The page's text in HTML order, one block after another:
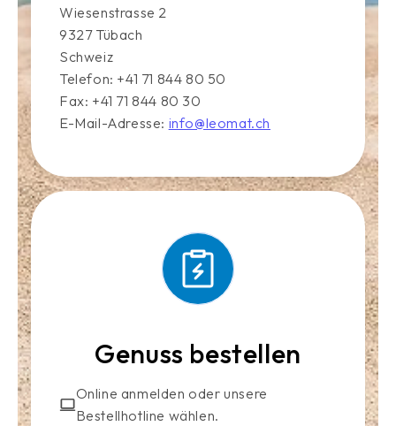
Wiesenstrasse 2
9327 Tübach
Schweiz
Telefon: +41 71 844 80 50
Fax: +41 71 844 80 30
E-Mail-Adresse: info@leomat.ch
Genuss bestellen
Online anmelden oder unsere
Bestellhotline wählen.